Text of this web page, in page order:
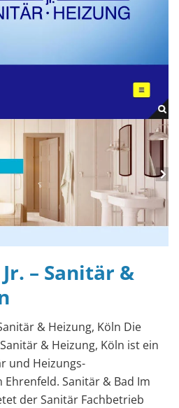
– Sanitär &
& Heizung, Köln Die
& Heizung, Köln ist ein
und Heizungs-
Sanitär & Bad Im
der Sanitär Fachbetrieb